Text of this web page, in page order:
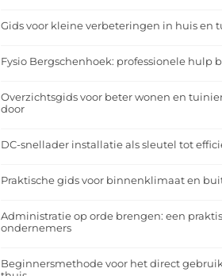
Gids voor kleine verbeteringen in huis en
Fysio Bergschenhoek: professionele hulp
Overzichtsgids voor beter wonen en
door
DC-snellader installatie als sleutel tot
Praktische gids voor binnenklimaat en
Administratie op orde brengen: een
ondernemers
Beginnersmethode voor het direct